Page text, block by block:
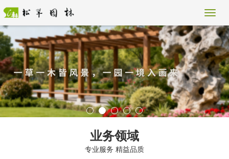
业务领域
专业服务 精益品质